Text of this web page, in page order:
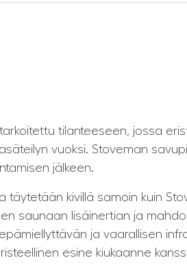
tilanteeseen, jossa
vuoksi. Stoveman
jälkeen.
täytetään kivillä samoin kuin
saunaan lisäinertian ja
ja vaarallisen
esine kiukaanne